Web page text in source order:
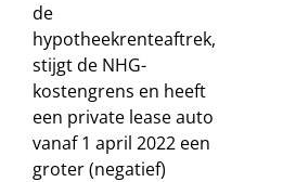
de
hypotheekrenteaftrek,
stijgt de NHG-
kostengrens en heeft
een private lease auto
vanaf 1 april 2022 een
groter (negatief)